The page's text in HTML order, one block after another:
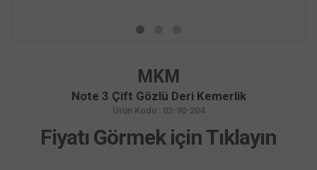
MKM
Note 3 Çift Gözlü Deri Kemerlik
Ürün Kodu : 03-90-204
Fiyatı Görmek için Tıklayın